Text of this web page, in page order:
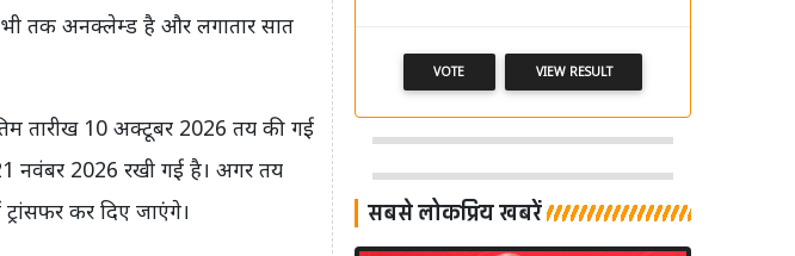
तक अनक्लेम्ड है और लगातार सात
तारीख 10 अक्टूबर 2026 तय की गई
नवंबर 2026 रखी गई है। अगर तय
कर दिए जाएंगे।
VOTE VIEW RESULT
सबसे लोकप्रिय खबरें